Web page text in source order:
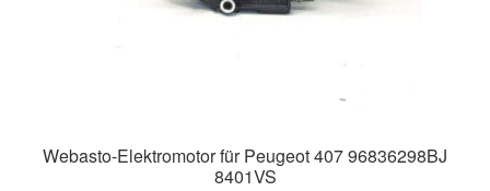
Webasto-Elektromotor für Peugeot 407 96836298BJ
8401VS